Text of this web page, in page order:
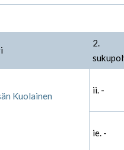
2.
Kuolainen
ii. -
ie. -